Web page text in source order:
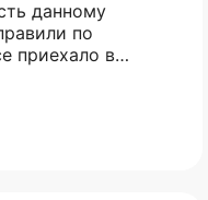
данному
по
приехало в
срок.